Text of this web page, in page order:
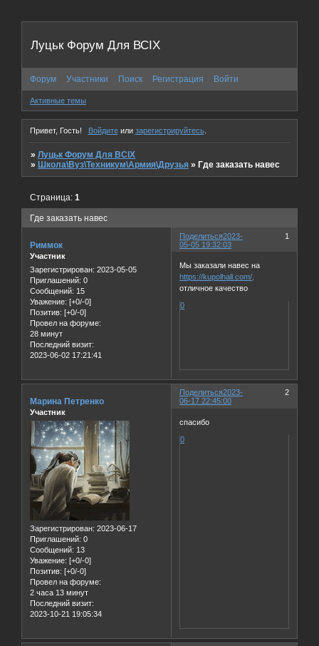
Луцьк Форум Для ВСІХ
Форум Участники Поиск Регистрация Войти
Активные темы
Привет, Гость! Войдитеили зарегистрируйтесь.
»Луцьк Форум Для ВСІХ
»Школа\Вуз\Техникум\Армия\Друзья »Где заказать навес
Где заказать навес
Страница:1
Поделиться 1
2023-
05-05 19:32:03
Риммок
Участник
Зарегистрирован: 2023-05-05
Приглашений: 0
Сообщений: 15
Уважение: [+0/-0]
Позитив: [+0/-0]
Провел на форуме:
28 минут
Последний визит:
2023-06-02 17:21:41
Мы заказали навес на
https://kupolhall.com/,
отличное качество
0
Поделиться 2
2023-
06-17 22:45:00
Марина Петренко
Участник
Зарегистрирован: 2023-06-17
Приглашений: 0
Сообщений: 13
Уважение: [+0/-0]
Позитив: [+0/-0]
Провел на форуме:
2 часа 13 минут
Последний визит:
2023-10-21 19:05:34
спасибо
0